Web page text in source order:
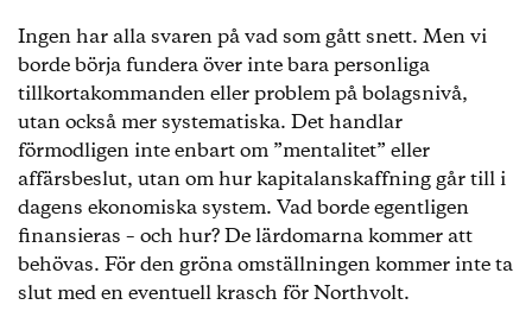
Ingen har alla svaren på vad som gått snett. Men vi
borde börja fundera över inte bara personliga
tillkortakommanden eller problem på bolagsnivå,
utan också mer systematiska. Det handlar
förmodligen inte enbart om ”mentalitet” eller
affärsbeslut, utan om hur kapitalanskaffning går till i
dagens ekonomiska system. Vad borde egentligen
finansieras – och hur? De lärdomarna kommer att
behövas. För den gröna omställningen kommer inte ta
slut med en eventuell krasch för Northvolt.